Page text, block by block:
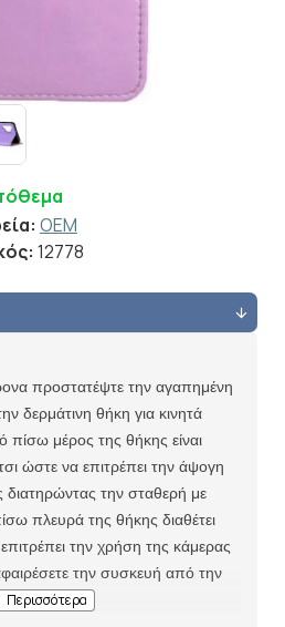
OEM
12778
προστατέψτε την αγαπημένη
δερμάτινη θήκη για κινητά
πίσω μέρος της θήκης είναι
ώστε να επιτρέπει την άψογη
την σταθερή με
πλευρά της θήκης διαθέτει
την χρήση της κάμερας
την συσκευή από την